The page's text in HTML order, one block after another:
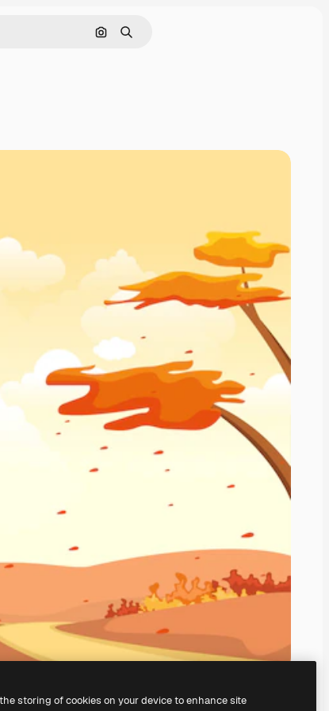
Cerca per immagine
Ricerca
storing of cookies on your device to enhance site